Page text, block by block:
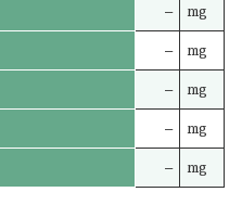
– mg
– mg
– mg
– mg
– mg